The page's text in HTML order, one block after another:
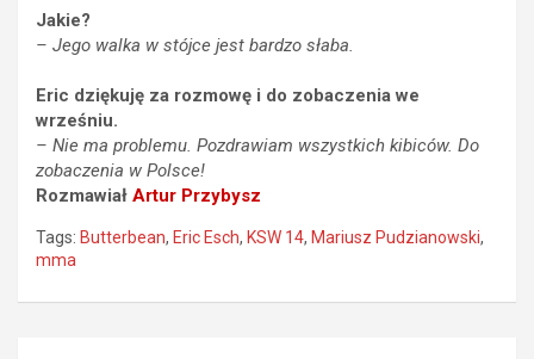
Jakie?
– Jego walka w stójce jest bardzo słaba.
Eric dziękuję za rozmowę i do zobaczenia we
wrześniu.
– Nie ma problemu. Pozdrawiam wszystkich kibiców. Do
zobaczenia w Polsce!
Rozmawiał Artur Przybysz
Tags: Butterbean, Eric Esch, KSW 14, Mariusz Pudzianowski,
mma